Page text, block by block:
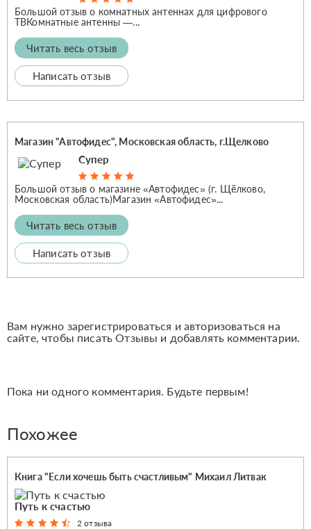
Большой отзыв о комнатных антеннах для цифрового
ТВКомнатные антенны —...
Читать весь отзыв
Написать отзыв
Магазин "Автофидес", Московская область, г.Щелково
Супер
Большой отзыв о магазине «Автофидес» (г. Щёлково,
Московская область)Магазин «Автофидес»...
Читать весь отзыв
Написать отзыв
Вам нужно зарегистрироваться и авторизоваться на
сайте, чтобы писать Отзывы и добавлять комментарии.
Пока ни одного комментария. Будьте первым!
Похожее
Книга "Если хочешь быть счастливым" Михаил Литвак
Путь к счастью
2 отзыва